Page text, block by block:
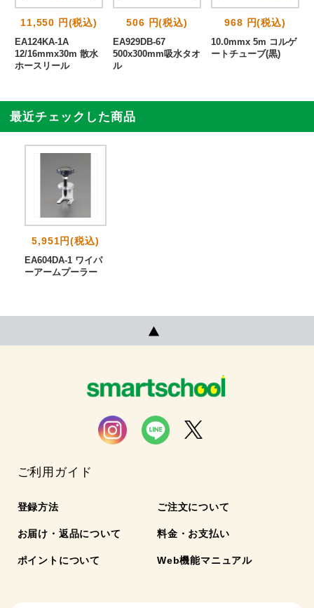
11,550 円(税込)
EA124KA-1A
12/16mmx30m 散水
ホースリール
506 円(税込)
EA929DB-67
500x300mm吸水タオ
ル
968 円(税込)
10.0mmx 5m コルゲ
ートチューブ(黒)
最近チェックした商品
5,951円(税込)
EA604DA-1 ワイパ
ーアームプーラー
ご利用ガイド
登録方法 ご注文について
お届け・返品について 料金・お支払い
ポイントについて Web機能マニュアル